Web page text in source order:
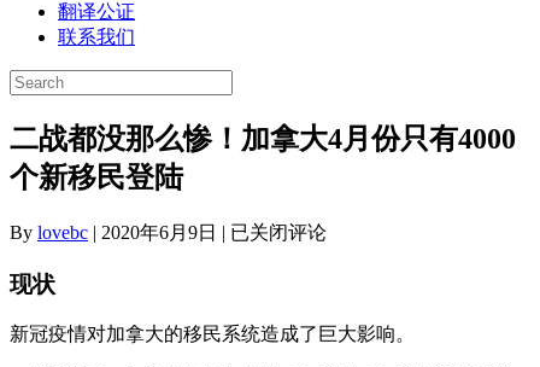
翻译公证
联系我们
二战都没那么惨！加拿大4月份只有4000
个新移民登陆
By lovebc | 2020年6月9日 | 二
那
已关闭评论
现状
新冠疫情对加拿大的移民系统造成了巨大影响。